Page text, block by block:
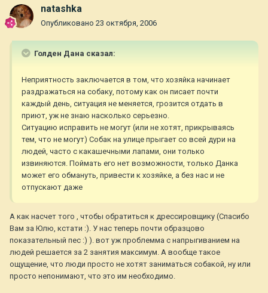
natashka
Опубликовано 23 октября, 2006
Голден Дана сказал:
Неприятность заключается в том, что хозяйка начинает
раздражаться на собаку, потому как он писает почти
каждый день, ситуация не меняется, грозится отдать в
приют, уж не знаю насколько серьезно.
Ситуацию исправить не могут (или не хотят, прикрываясь
тем, что не могут) Собак на улице прыгает со всей дури на
людей, часто с какашечными лапами, они только
извиняются. Поймать его нет возможности, только Данка
может его обмануть, привести к хозяйке, а без нас и не
отпускают даже
А как насчет того , чтобы обратиться к дрессировщику (Спасибо
Вам за Юлю, кстати :). У нас теперь почти образцово
показательный пес :) ). вот уж проблемма с напрыгиванием на
людей решается за 2 занятия максимум. А вообще такое
ощущение, что люди просто не хотят заниматься собакой, ну или
просто непонимают, что это им необходимо.